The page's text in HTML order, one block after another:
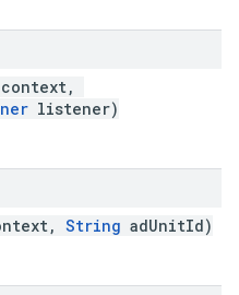
context,
listener)
String adUnitId)